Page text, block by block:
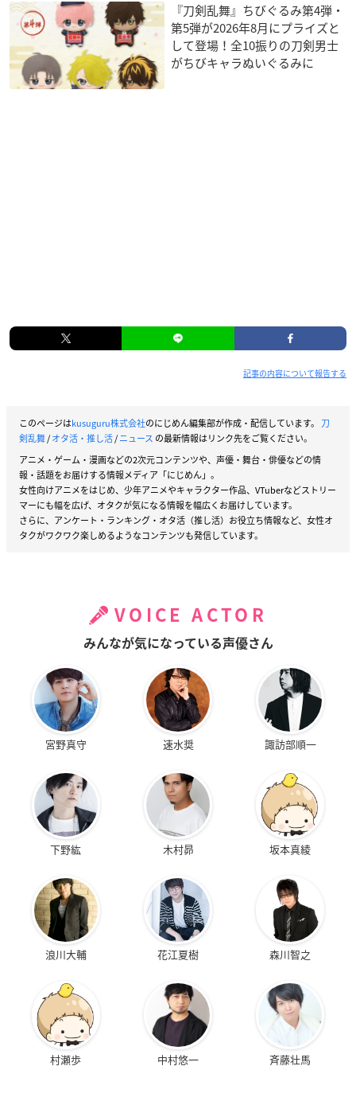
『刀剣乱舞』ちびぐるみ第4弾・
第5弾が2026年8月にプライズと
して登場！全10振りの刀剣男士
がちびキャラぬいぐるみに
記事の内容について報告する
このページはkusuguru株式会社のにじめん編集部が作成・配信しています。 刀
剣乱舞/オタ活・推し活/ニュース の最新情報はリンク先をご覧ください。
アニメ・ゲーム・漫画などの2次元コンテンツや、声優・舞台・俳優などの情
報・話題をお届けする情報メディア「にじめん」。
女性向けアニメをはじめ、少年アニメやキャラクター作品、VTuberなどストリー
マーにも幅を広げ、オタクが気になる情報を幅広くお届けしています。
さらに、アンケート・ランキング・オタ活（推し活）お役立ち情報など、女性オ
タクがワクワク楽しめるようなコンテンツも発信しています。
VOICE ACTOR
みんなが気になっている声優さん
宮野真守 速水奨 諏訪部順一
下野紘 木村昴 坂本真綾
浪川大輔 花江夏樹 森川智之
村瀬歩 中村悠一 斉藤壮馬